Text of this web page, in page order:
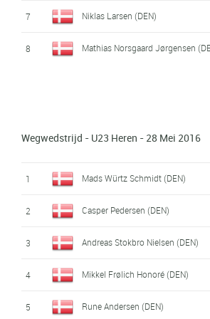
7 Niklas Larsen (DEN)
8 Mathias Norsgaard Jørgensen
11 Daniel Bligaard Lyhne (DEN)
12 Christoffer Lisson (DEN)
13 Louis Bendixen (DEN)
14 Tobias Mørch Kongstad (DEN)
15 Emil Wang (DEN)
16 Casper Pedersen (DEN)
Wegwedstrijd - U23 Heren - 28 Mei 2016
1 Mads Würtz Schmidt (DEN)
2 Casper Pedersen (DEN)
3 Andreas Stokbro Nielsen (DEN)
4 Mikkel Frølich Honoré (DEN)
5 Rune Andersen (DEN)